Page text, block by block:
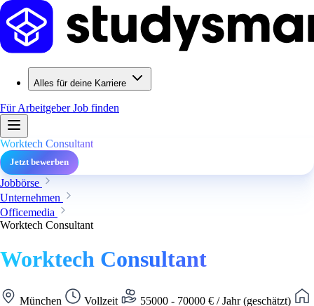
Alles für deine Karriere
Für ArbeitgeberJob finden
Worktech Consultant
Jetzt bewerben
Jobbörse
Unternehmen
Officemedia
Worktech Consultant
Worktech Consultant
München Vollzeit
55000 - 70000 € / Jahr (geschätzt)